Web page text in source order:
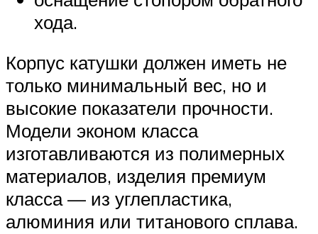
хода.
Корпус катушки должен иметь не
только минимальный вес, но и
высокие показатели прочности.
Модели эконом класса
изготавливаются из полимерных
материалов, изделия премиум
класса — из углепластика,
алюминия или титанового сплава.